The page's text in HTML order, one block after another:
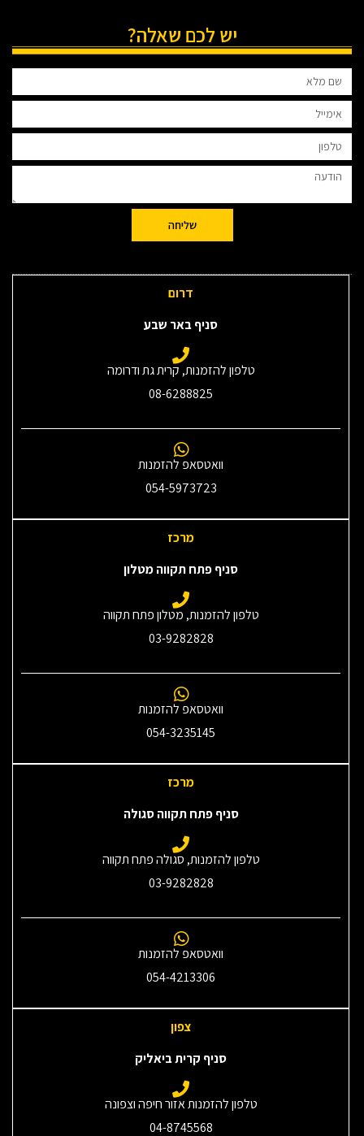
יש לכם שאלה?
שליחה
דרום
סניף באר שבע
טלפון להזמנות, קרית גת ודרומה
08-6288825
וואטסאפ להזמנות
054-5973723
מרכז
סניף פתח תקווה מטלון
טלפון להזמנות, מטלון פתח תקווה
03-9282828
וואטסאפ להזמנות
054-3235145‎
מרכז
סניף פתח תקווה סגולה
טלפון להזמנות, סגולה פתח תקווה
03-9282828
וואטסאפ להזמנות
054-4213306
צפון
סניף קרית ביאליק
טלפון להזמנות אזור חיפה וצפונה
04-8745568